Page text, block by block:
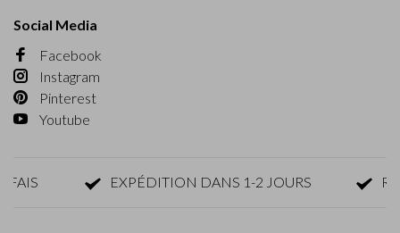
Social Media
Facebook
Instagram
Pinterest
Youtube
EXPÉDITION DANS 1-2 JOURS